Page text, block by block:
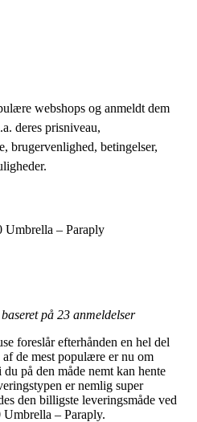
webshops og anmeldt dem
deres prisniveau,
brugervenlighed, betingelser,
Umbrella – Paraply
på 23 anmeldelser
foreslår efterhånden en hel del
de mest populære er nu om
på den måde nemt kan hente
er nemlig super
den billigste leveringsmåde ved
– Paraply.